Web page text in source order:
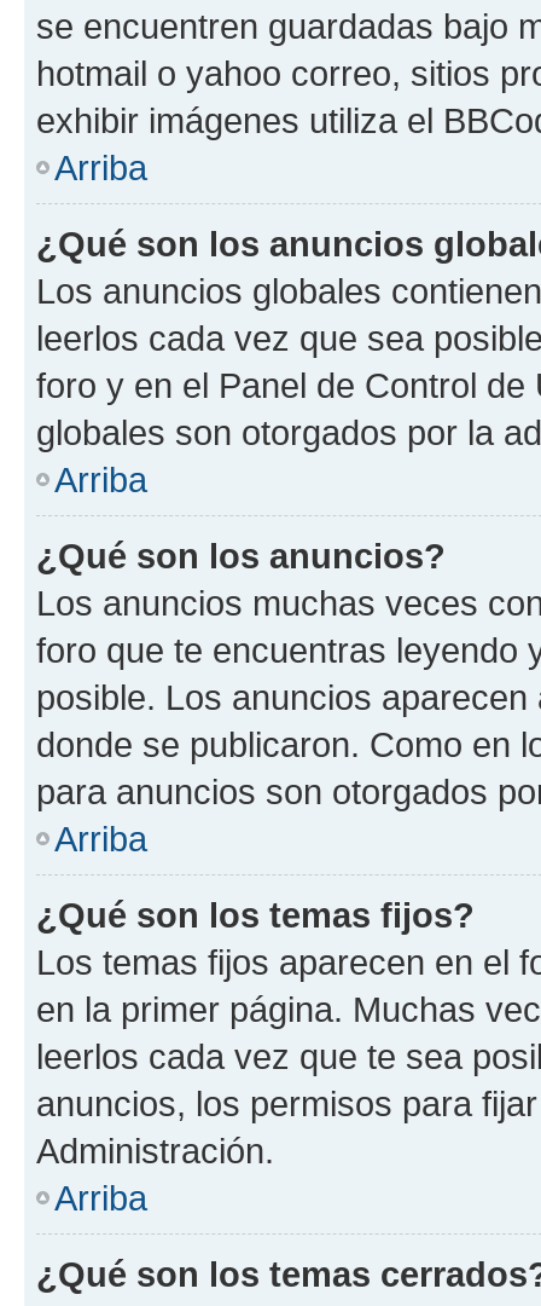
se encuentren guardadas bajo
hotmail o yahoo correo, sitios
exhibir imágenes utiliza el
Arriba
¿Qué son los anuncios
Los anuncios globales
leerlos cada vez que sea
foro y en el Panel de Control
globales son otorgados por la
Arriba
¿Qué son los anuncios?
Los anuncios muchas veces
foro que te encuentras leyendo
posible. Los anuncios
donde se publicaron. Como en
para anuncios son otorgados
Arriba
¿Qué son los temas fijos?
Los temas fijos aparecen en el
en la primer página. Muchas
leerlos cada vez que te sea
anuncios, los permisos para
Administración.
Arriba
¿Qué son los temas